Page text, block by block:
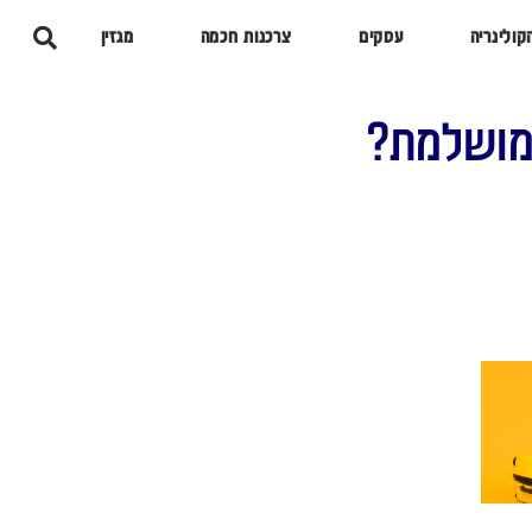
עסקים צרכנות חכמה מגזין